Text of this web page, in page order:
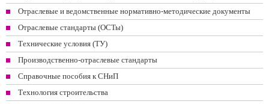
Отраслевые и ведомственные нормативно-методические документы
Отраслевые стандарты (ОСТы)
Технические условия (ТУ)
Производственно-отраслевые стандарты
Справочные пособия к СНиП
Технология строительства